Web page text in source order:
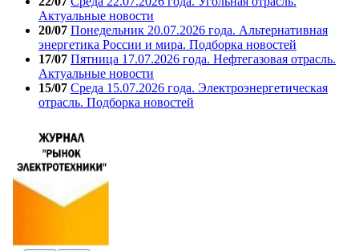
Актуальные новости
20/07 Понедельник 20.07.2026 года. Альтернативная
энергетика России и мира. Подборка новостей
17/07 Пятница 17.07.2026 года. Нефтегазовая отрасль.
Актуальные новости
15/07 Среда 15.07.2026 года. Электроэнергетическая
отрасль. Подборка новостей